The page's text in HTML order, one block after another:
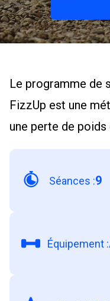
Le programme de
FizzUp est une
une perte de
9
Séances :
Équipement :